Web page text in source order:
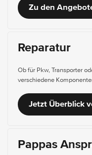
Zu den
Reparatur
Ob für Pkw, Transporter
verschiedene
Jetzt Überblick
Pappas